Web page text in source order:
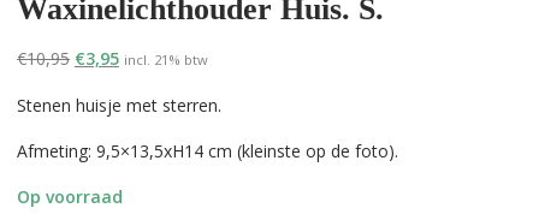
Waxinelichthouder Huis. S.
€10,95 Oorspronkelijke
was:
€3,95Huidige
is:
incl. 21% btw
Stenen huisje met sterren.
Afmeting: 9,5×13,5xH14 cm (kleinste op de foto).
Op voorraad